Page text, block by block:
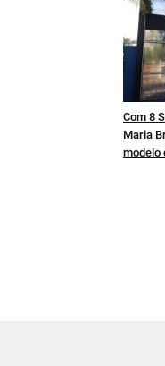
Com 8
Maria
modelo